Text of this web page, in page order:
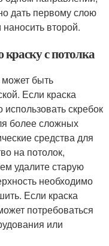
дать первому слою
второй.
с потолка
может быть
Если краска
скребок
более сложных
средства для
на потолок,
удалите старую
необходимо
Если краска
потребоваться
или